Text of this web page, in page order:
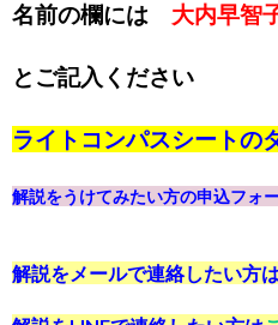
名前の欄には 大内早智
とご記入ください
ライトコンパスシートの
解説をうけてみたい方の申込フォ
解説をメールで連絡したい方は